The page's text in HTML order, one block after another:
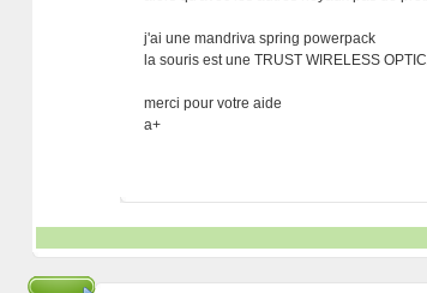
j'ai une mandriva spring powerpack
la souris est une TRUST WIRELESS
merci pour votre aide
a+